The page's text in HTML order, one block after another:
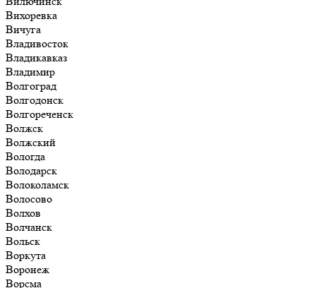
Вихоревка
Вичуга
Владивосток
Владикавказ
Владимир
Волгоград
Волгодонск
Волгореченск
Волжск
Волжский
Вологда
Володарск
Волоколамск
Волосово
Волхов
Волчанск
Вольск
Воркута
Воронеж
Ворсма